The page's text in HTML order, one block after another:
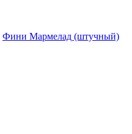
Фини Мармелад (штучный)